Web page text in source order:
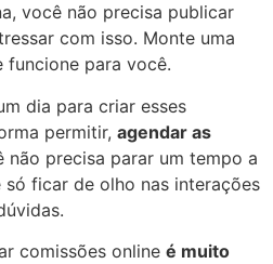
você não precisa publicar
com isso. Monte uma
funcione para você.
dia para criar esses
permitir, agendar as
não precisa parar um tempo a
ficar de olho nas interações
comissões online é muito